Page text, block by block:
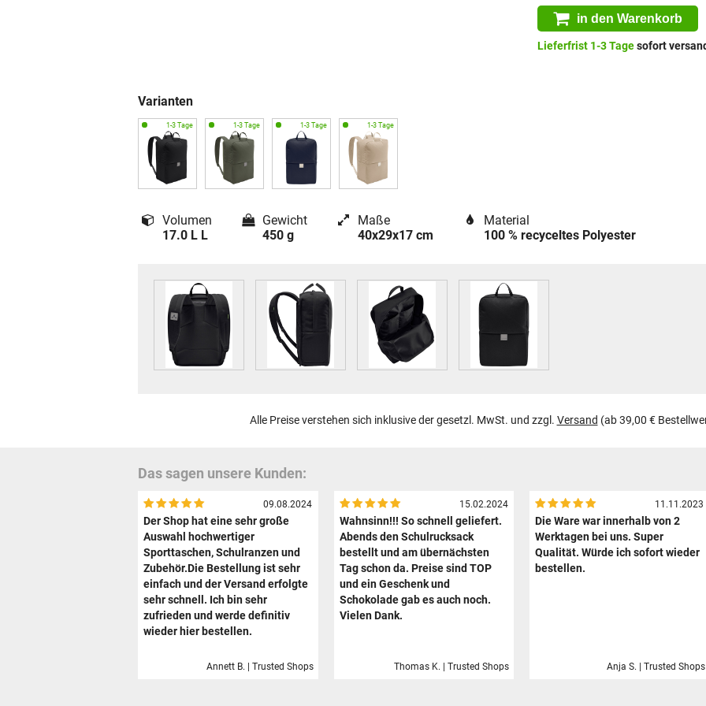
in den Warenkorb
Lieferfrist 1-3 Tagesofort
Varianten
Volumen
17.0 L L
Gewicht
450 g
Maße
40x29x17 cm
Material
100 % recyceltes Polyester
Alle Preise verstehen sich inklusive der gesetzl. MwSt. und zzgl. Versand (ab 39,00 €
Das sagen unsere Kunden:
09.08.2024
Der Shop hat eine sehr große
Auswahl hochwertiger
Sporttaschen, Schulranzen und
Zubehör.Die Bestellung ist sehr
einfach und der Versand erfolgte
sehr schnell. Ich bin sehr
zufrieden und werde definitiv
wieder hier bestellen.
Annett B. | Trusted Shops
15.02.2024
Wahnsinn!!! So schnell geliefert.
Abends den Schulrucksack
bestellt und am übernächsten
Tag schon da. Preise sind TOP
und ein Geschenk und
Schokolade gab es auch noch.
Vielen Dank.
Thomas K. | Trusted Shops
11.11.2023
Die Ware war innerhalb von 2
Werktagen bei uns. Super
Qualität. Würde ich sofort wieder
bestellen.
Anja S. | Trusted Shops